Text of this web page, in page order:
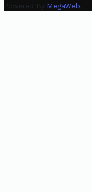
Powered By MegaWeb